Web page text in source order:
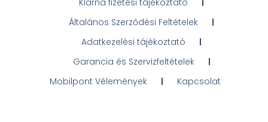
Általános Szerződési Feltételek
Adatkezelési tájékoztató
Garancia és Szervizfeltételek
Mobilpont Vélemények
Kapcsolat